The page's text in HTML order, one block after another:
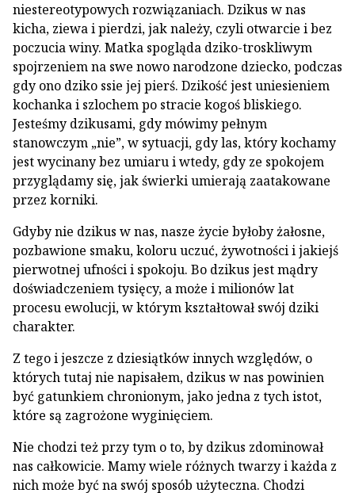
niestereotypowych rozwiązaniach. Dzikus w nas
kicha, ziewa i pierdzi, jak należy, czyli otwarcie i bez
poczucia winy. Matka spogląda dziko-troskliwym
spojrzeniem na swe nowo narodzone dziecko, podczas
gdy ono dziko ssie jej pierś. Dzikość jest uniesieniem
kochanka i szlochem po stracie kogoś bliskiego.
Jesteśmy dzikusami, gdy mówimy pełnym
stanowczym „nie”, w sytuacji, gdy las, który kochamy
jest wycinany bez umiaru i wtedy, gdy ze spokojem
przyglądamy się, jak świerki umierają zaatakowane
przez korniki.
Gdyby nie dzikus w nas, nasze życie byłoby żałosne,
pozbawione smaku, koloru uczuć, żywotności i jakiejś
pierwotnej ufności i spokoju. Bo dzikus jest mądry
doświadczeniem tysięcy, a może i milionów lat
procesu ewolucji, w którym kształtował swój dziki
charakter.
Z tego i jeszcze z dziesiątków innych względów, o
których tutaj nie napisałem, dzikus w nas powinien
być gatunkiem chronionym, jako jedna z tych istot,
które są zagrożone wyginięciem.
Nie chodzi też przy tym o to, by dzikus zdominował
nas całkowicie. Mamy wiele różnych twarzy i każda z
nich może być na swój sposób użyteczna. Chodzi